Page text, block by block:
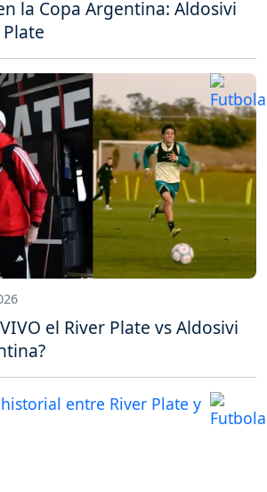
la Copa Argentina: Aldosivi
el River Plate vs Aldosivi